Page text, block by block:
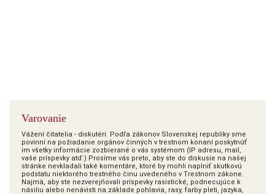
Varovanie
Vážení čitatelia - diskutéri. Podľa zákonov Slovenskej republiky sme
povinní na požiadanie orgánov činných v trestnom konaní poskytnúť
im všetky informácie zozbierané o vás systémom (IP adresu, mail,
vaše príspevky atď.) Prosíme vás preto, aby ste do diskusie na našej
stránke nevkladali také komentáre, ktoré by mohli naplniť skutkovú
podstatu niektorého trestného činu uvedeného v Trestnom zákone.
Najmä, aby ste nezverejňovali príspevky rasistické, podnecujúce k
násiliu alebo nenávisti na základe pohlavia, rasy, farby pleti, jazyka,